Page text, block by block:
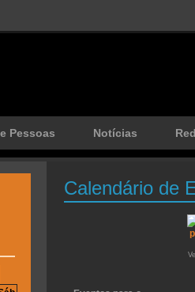
Pessoas Notícias
Calendário de